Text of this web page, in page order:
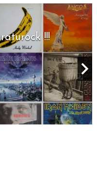
!!!